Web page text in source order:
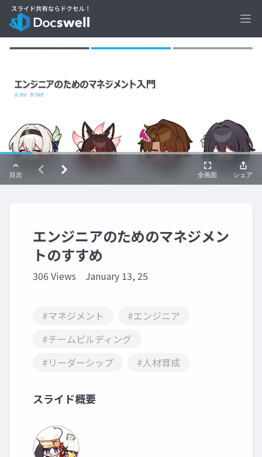
エンジニアのためのマネジメン
トのすすめ
306 Views January 13, 25
#マネジメント
#エンジニア
#チームビルディング
#リーダーシップ
#人材育成
スライド概要